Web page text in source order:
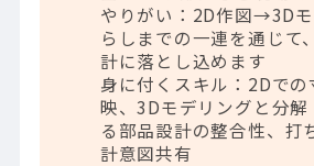
やりがい：2D作図→3D
らしまでの一連を通じて
計に落とし込めます
身に付くスキル：2Dで
映、3Dモデリングと分解
る部品設計の整合性、打
計意図共有